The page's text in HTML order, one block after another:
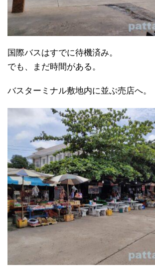
国際バスはすでに待機済み。
でも、まだ時間がある。
バスターミナル敷地内に並ぶ売店へ。